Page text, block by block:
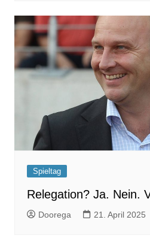
Spieltag
Relegation? Ja. Nein.
Doorega 21. April 2025